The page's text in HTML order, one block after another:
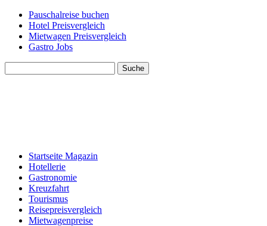
Pauschalreise buchen
Hotel Preisvergleich
Mietwagen Preisvergleich
Gastro Jobs
Suche
Startseite Magazin
Hotellerie
Gastronomie
Kreuzfahrt
Tourismus
Reisepreisvergleich
Mietwagenpreise